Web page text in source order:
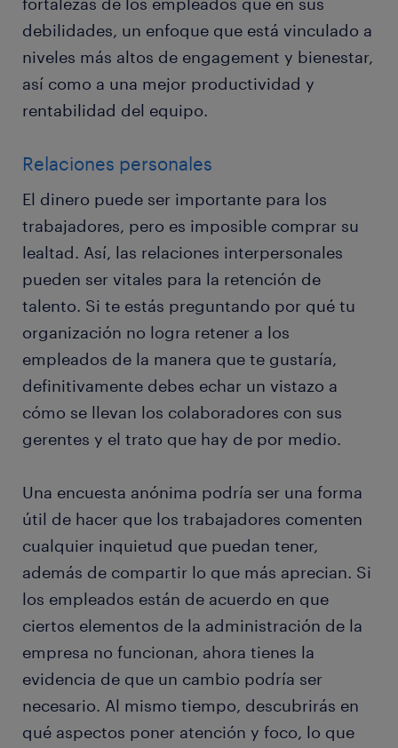
debilidades, un enfoque que está vinculado a
niveles más altos de engagement y bienestar,
así como a una mejor productividad y
rentabilidad del equipo.
Relaciones personales
El dinero puede ser importante para los
trabajadores, pero es imposible comprar su
lealtad. Así, las relaciones interpersonales
pueden ser vitales para la retención de
talento. Si te estás preguntando por qué tu
organización no logra retener a los
empleados de la manera que te gustaría,
definitivamente debes echar un vistazo a
cómo se llevan los colaboradores con sus
gerentes y el trato que hay de por medio.
Una encuesta anónima podría ser una forma
útil de hacer que los trabajadores comenten
cualquier inquietud que puedan tener,
además de compartir lo que más aprecian. Si
los empleados están de acuerdo en que
ciertos elementos de la administración de la
empresa no funcionan, ahora tienes la
evidencia de que un cambio podría ser
necesario. Al mismo tiempo, descubrirás en
qué aspectos poner atención y foco, lo que